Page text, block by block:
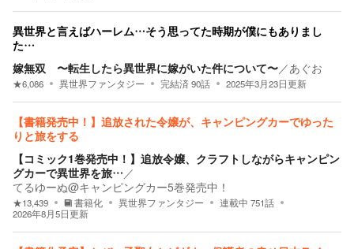
異世界と言えばハーレム…そう思ってた時期が僕にもありまし
た…
嫁無双 〜転生したら異世界に嫁がいた件について〜／あぐお
★6,086 異世界ファンタジー 完結済90話 2025年3月23日更新
【書籍発売中！】追放された令嬢が、キャンピングカーでゆった
りと旅をする
【コミック1巻発売中！】追放令嬢、クラフトしながらキャンピン
グカーで異世界を旅… ／
てるゆーぬ@キャンピングカー5巻発売中！
★13,439 書籍化 異世界ファンタジー 連載中 751話
2026年8月5日更新